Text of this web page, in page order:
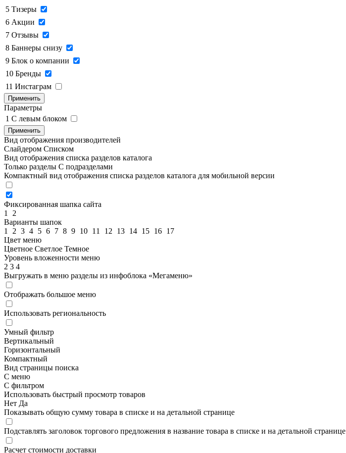
5 Тизеры
6 Акции
7 Отзывы
8 Баннеры снизу
9 Блок о компании
10 Бренды
11 Инстаграм
Применить
Параметры
1 C левым блоком
Применить
Вид отображения производителей
Слайдером Списком
Вид отображения списка разделов каталога
Только разделы С подразделами
Компактный вид отображения списка разделов каталога для мобильной версии
Фиксированная шапка сайта
1
2
Варианты шапок
1
2 3 4 5 6 7 8 9 10 11 12 13 14 15 16 17
Цвет меню
Цветное Светлое Темное
Уровень вложенности меню
2 3 4
Выгружать в меню разделы из инфоблока «Мегаменю»
Отображать большое меню
Использовать региональность
Умный фильтр
Вертикальный
Горизонтальный
Компактный
Вид страницы поиска
С меню
С фильтром
Использовать быстрый просмотр товаров
Нет Да
Показывать общую сумму товара в списке и на детальной странице
Подставлять заголовок торгового предложения в название товара в списке и на детальной странице
Расчет стоимости доставки